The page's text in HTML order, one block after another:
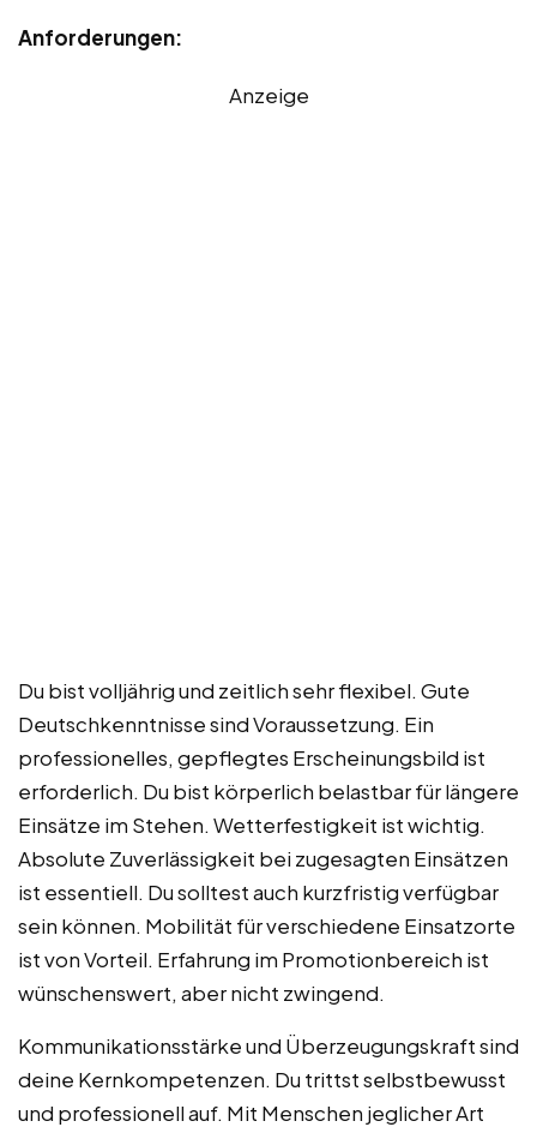
Anforderungen:
Anzeige
Du bist volljährig und zeitlich sehr flexibel. Gute
Deutschkenntnisse sind Voraussetzung. Ein
professionelles, gepflegtes Erscheinungsbild ist
erforderlich. Du bist körperlich belastbar für längere
Einsätze im Stehen. Wetterfestigkeit ist wichtig.
Absolute Zuverlässigkeit bei zugesagten Einsätzen
ist essentiell. Du solltest auch kurzfristig verfügbar
sein können. Mobilität für verschiedene Einsatzorte
ist von Vorteil. Erfahrung im Promotionbereich ist
wünschenswert, aber nicht zwingend.
Kommunikationsstärke und Überzeugungskraft sind
deine Kernkompetenzen. Du trittst selbstbewusst
und professionell auf. Mit Menschen jeglicher Art